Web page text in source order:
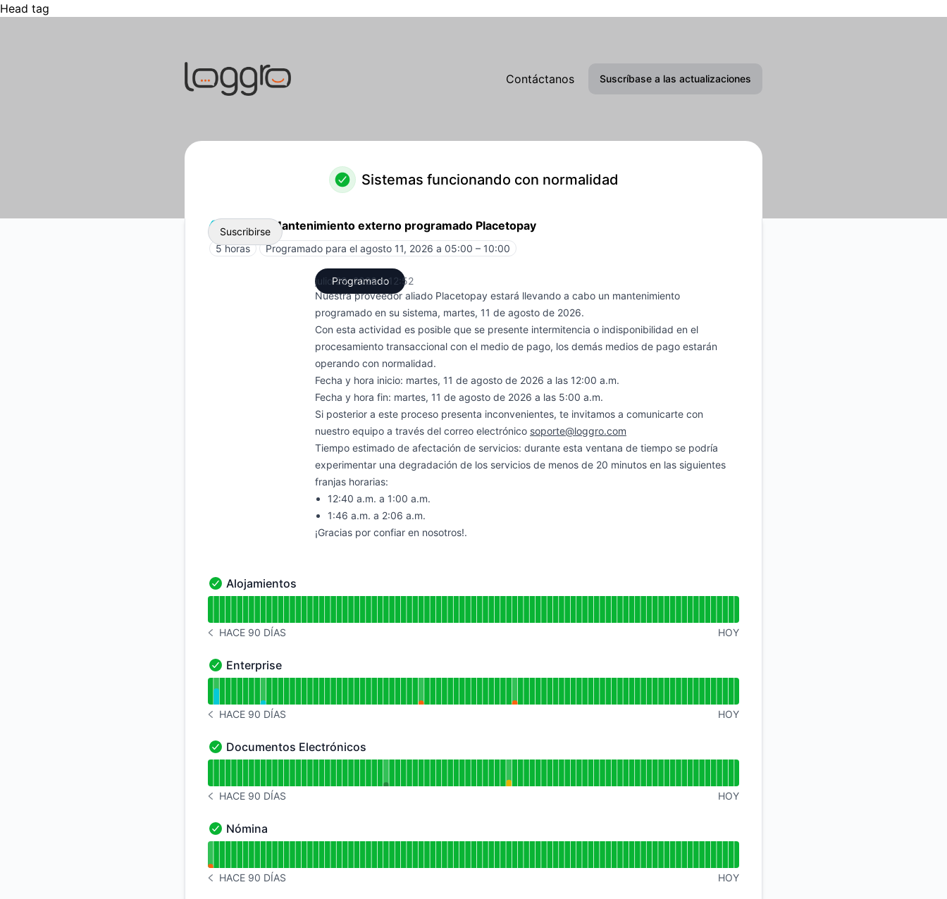
Head tag
Contáctanos Suscríbase a las actualizaciones
Sistemas funcionando con normalidad
Pagos - Mantenimiento externo programado Placetopay
5 horas Programado para el agosto 11, 2026 a 05:00 – 10:00
Programado
julio 29, 2026 a 12:52
Nuestra proveedor aliado Placetopay estará llevando a cabo un mantenimiento
programado en su sistema, martes, 11 de agosto de 2026.
Con esta actividad es posible que se presente intermitencia o indisponibilidad en el
procesamiento transaccional con el medio de pago, los demás medios de pago estarán
operando con normalidad.
Fecha y hora inicio: martes, 11 de agosto de 2026 a las 12:00 a.m.
Fecha y hora fin: martes, 11 de agosto de 2026 a las 5:00 a.m.
Si posterior a este proceso presenta inconvenientes, te invitamos a comunicarte con
nuestro equipo a través del correo electrónico soporte@loggro.com
Tiempo estimado de afectación de servicios: durante esta ventana de tiempo se podría
experimentar una degradación de los servicios de menos de 20 minutos en las siguientes
franjas horarias:
12:40 a.m. a 1:00 a.m.
1:46 a.m. a 2:06 a.m.
¡Gracias por confiar en nosotros!.
Suscribirse
Add to calendar
Alojamientos - En funcionamiento
Alojamientos
HISTORIAL DE AVISOS HACE 90 DÍAS
HACE 90 DÍAS HOY
Enterprise - En funcionamiento
Enterprise
Leer gráfico de tiempo de actividad para Enterprise
HISTORIAL DE AVISOS HACE 90 DÍAS
HACE 90 DÍAS HOY
Documentos Electrónicos - En funcionamiento
Documentos Electrónicos
HISTORIAL DE AVISOS HACE 90 DÍAS
HACE 90 DÍAS HOY
Nómina - En funcionamiento
Nómina
HISTORIAL DE AVISOS HACE 90 DÍAS
HACE 90 DÍAS HOY